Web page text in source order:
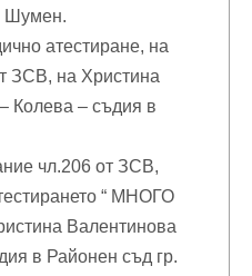
Шумен.
атестиране, на
ЗСВ, на Христина
Колева – съдия в
чл.206 от ЗСВ,
“ МНОГО
Валентинова
в Районен съд гр.